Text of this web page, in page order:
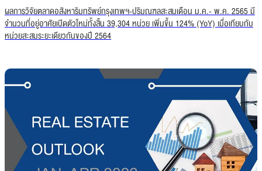
ผลการวิจัยตลาดอสังหาริมทรัพย์กรุงเทพฯ-ปริมณฑลสะสมเดือน ม.ค.- พ.ค. 2565 มี
จำนวนที่อยู่อาศัยเปิดตัวใหม่ทั้งสิ้น 39,304 หน่วย เพิ่มขึ้น 124% (YoY) เมื่อเทียบกับ
หน่วยสะสมระยะเดียวกันของปี 2564